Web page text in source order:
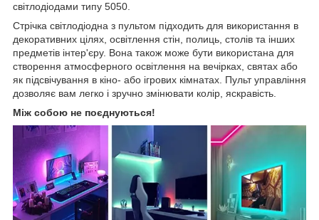
світлодіодами типу 5050.
Стрічка світлодіодна з пультом підходить для використання в
декоративних цілях, освітлення стін, полиць, столів та інших
предметів інтер'єру. Вона також може бути використана для
створення атмосферного освітлення на вечірках, святах або
як підсвічування в кіно- або ігрових кімнатах. Пульт управління
дозволяє вам легко і зручно змінювати колір, яскравість.
Між собою не поєднуються!